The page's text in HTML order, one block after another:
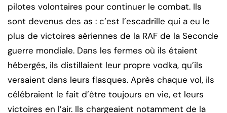
pilotes volontaires pour continuer le combat. Ils
sont devenus des as : c’est l’escadrille qui a eu le
plus de victoires aériennes de la RAF de la Seconde
guerre mondiale. Dans les fermes où ils étaient
hébergés, ils distillaient leur propre vodka, qu’ils
versaient dans leurs flasques. Après chaque vol, ils
célébraient le fait d’être toujours en vie, et leurs
victoires en l’air. Ils chargeaient notamment de la